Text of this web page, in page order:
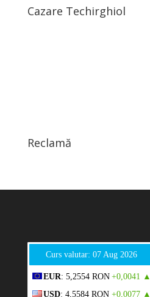
Cazare Techirghiol
Reclamă
Curs valutar: 07 Aug 2026
EUR: 5,2554 RON +0,0041 ▲
USD: 4,5584 RON +0,0077 ▲